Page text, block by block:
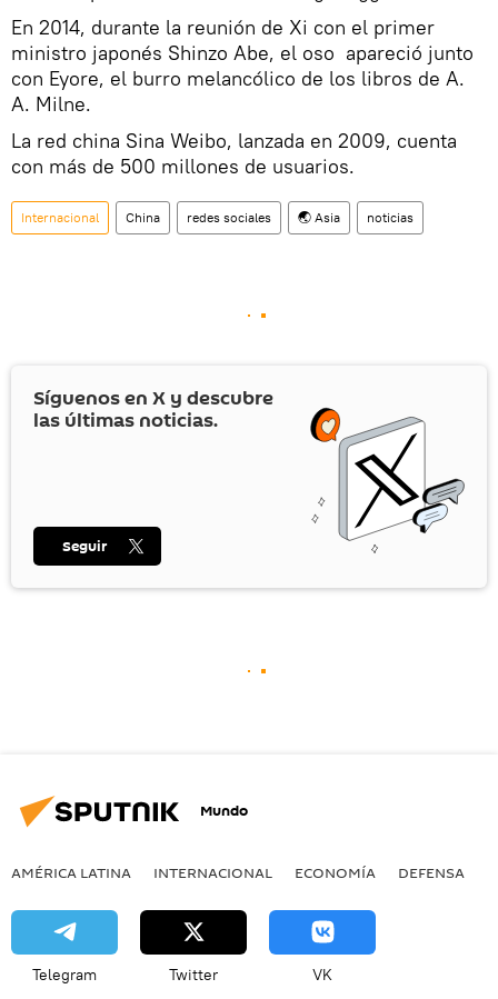
En 2014, durante la reunión de Xi con el primer
ministro japonés Shinzo Abe, el oso apareció junto
con Eyore, el burro melancólico de los libros de A.
A. Milne.
La red china Sina Weibo, lanzada en 2009, cuenta
con más de 500 millones de usuarios.
Internacional China redes sociales 🌏 Asia noticias
Síguenos en X y descubre
las últimas noticias.
Seguir
Mundo
AMÉRICA LATINA INTERNACIONAL ECONOMÍA DEFENSA
Telegram Twitter VK